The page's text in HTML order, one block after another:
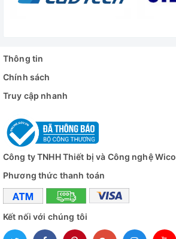
Hiển thị áp suất
thể (WxDxH)
Công suất gia
nhiệt
Công suất sấy 870W
Bồn chứa nước 4.2 lít
Công suất 13A/ 2770W
Thông tin
Chính sách
Truy cập nhanh
Công ty TNHH Thiết bị và Công nghệ Wico
Phương thức thanh toán
Kết nối với chúng tôi